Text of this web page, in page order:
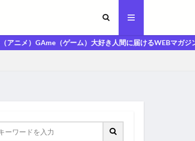
ゲーム）大好き人間に届けるWEBマガジン「MAGA人マガ